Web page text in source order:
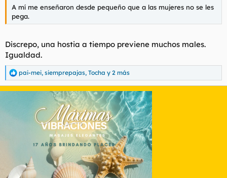
A mí me enseñaron desde pequeño que a las mujeres no se les
pega.
Discrepo, una hostia a tiempo previene muchos males.
Igualdad.
R
e
a
pai-mei, siemprepajas, Tocha y 2 más